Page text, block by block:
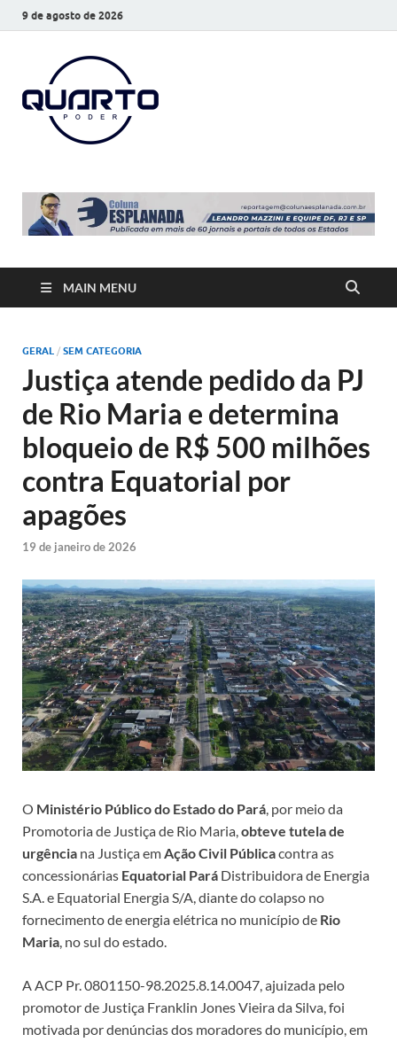
9 de agosto de 2026
MAIN MENU
GERAL / SEM CATEGORIA
Justiça atende pedido da PJ
de Rio Maria e determina
bloqueio de R$ 500 milhões
contra Equatorial por
apagões
19 de janeiro de 2026
O Ministério Público do Estado do Pará, por meio da
Promotoria de Justiça de Rio Maria,obteve tutela de
urgência na Justiça emAção Civil Públicacontra as
concessionárias Equatorial Pará Distribuidora de Energia
S.A. e Equatorial Energia S/A, diante do colapso no
fornecimento de energia elétrica no município de Rio
Maria, no sul do estado.
A ACP Pr. 0801150-98.2025.8.14.0047, ajuizada pelo
promotor de Justiça Franklin Jones Vieira da Silva, foi
motivada por denúncias dos moradores do município, em